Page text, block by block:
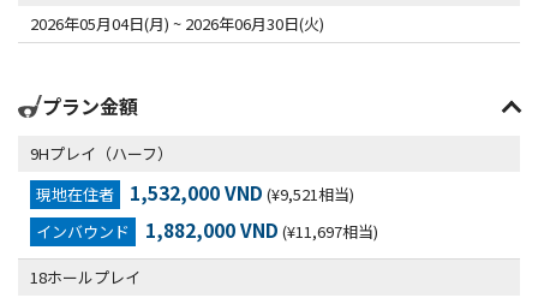
2026年05月04日(月) ~ 2026年06月30日(火)
プラン金額
9Hプレイ（ハーフ）
現地在住者
1,532,000 VND (¥9,521相当)
インバウンド
1,882,000 VND (¥11,697相当)
18ホールプレイ